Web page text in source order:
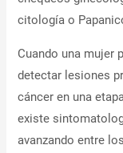
citología o
Cuando una mujer
detectar lesiones
cáncer en una
existe
avanzando entre